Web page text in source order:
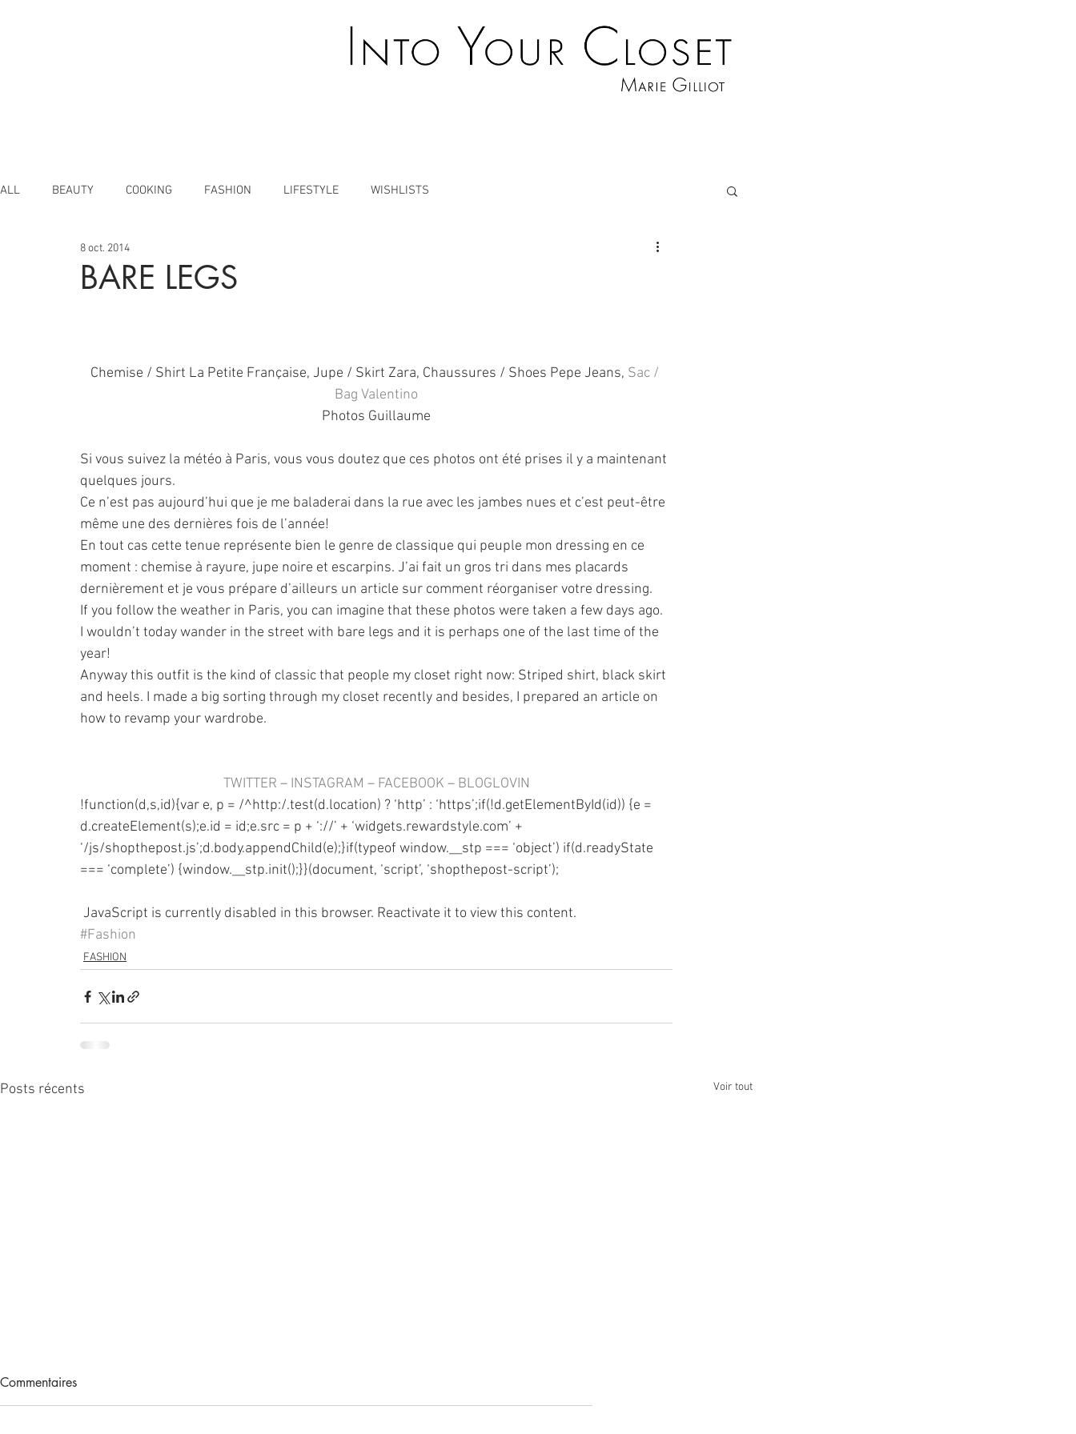
ALL BEAUTY COOKING FASHION LIFESTYLE WISHLISTS
BARE LEGS
8 oct. 2014
Chemise / Shirt La Petite Française, Jupe / Skirt Zara, Chaussures / Shoes Pepe Jeans, Sac /
Bag Valentino
Photos Guillaume
Si vous suivez la météo à Paris, vous vous doutez que ces photos ont été prises il y a maintenant
quelques jours.
Ce n’est pas aujourd’hui que je me baladerai dans la rue avec les jambes nues et c’est peut-être
même une des dernières fois de l’année!
En tout cas cette tenue représente bien le genre de classique qui peuple mon dressing en ce
moment : chemise à rayure, jupe noire et escarpins. J’ai fait un gros tri dans mes placards
dernièrement et je vous prépare d’ailleurs un article sur comment réorganiser votre dressing.
If you follow the weather in Paris, you can imagine that these photos were taken a few days ago.
I wouldn’t today wander in the street with bare legs and it is perhaps one of the last time of the
year!
Anyway this outfit is the kind of classic that people my closet right now: Striped shirt, black skirt
and heels. I made a big sorting through my closet recently and besides, I prepared an article on
how to revamp your wardrobe.
TWITTER – INSTAGRAM – FACEBOOK – BLOGLOVIN
!function(d,s,id){var e, p = /^http:/.test(d.location) ? ‘http’ : ‘https’;if(!d.getElementById(id)) {e =
d.createElement(s);e.id = id;e.src = p + ‘://’ + ‘widgets.rewardstyle.com’ +
‘/js/shopthepost.js’;d.body.appendChild(e);}if(typeof window.__stp === ‘object’) if(d.readyState
=== ‘complete’) {window.__stp.init();}}(document, ‘script’, ‘shopthepost-script’);
JavaScript is currently disabled in this browser. Reactivate it to view this content.
#Fashion
FASHION
Posts récents Voir tout
Commentaires